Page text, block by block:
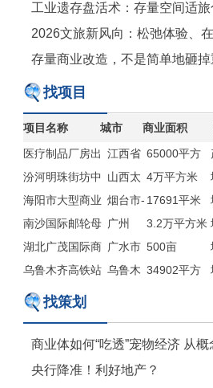
工业遗存盘活术：存量空间适
2026文旅新风向：松弛体验、
存量商业改造，不是简单地砸
找项目
项目名称 城市 商业面积
医疗制品厂房出
售
江西省
九江市
65000平方
米
汾河明珠街坊中
心
山西太
原
4万平方米
海阳市大型商业
体出售
烟台市-
海阳市
17691平米
（赠送地下
室约5000平
米）
南沙国际邮轮母
港商业综合体
广州 3.2万平方米
湖北广茂国际商
贸新城
广水市 500亩
乌鲁木齐高铁站
项目
乌鲁木 34902平方
找策划
商业体如何“吃透”宠物经济 从
央行降准！利好地产？